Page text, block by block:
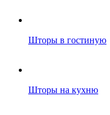
Шторы в гостиную
Шторы на кухню